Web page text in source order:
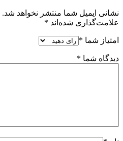
نشانی ایمیل شما منتشر نخواهد شد.
علامت‌گذاری شده‌اند *
امتیاز شما *
دیدگاه شما *